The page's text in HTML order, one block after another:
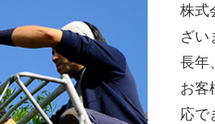
株式
ざい
長年
お客
応で